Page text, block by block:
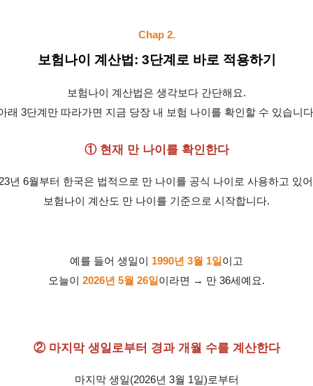
Chap 2.
보험나이 계산법: 3단계로 바로 적용하기
보험나이 계산법은 생각보다 간단해요.
래 3단계만 따라가면 지금 당장 내 보험 나이를 확인할 수 있습니
① 현재 만 나이를 확인한다
년 6월부터 한국은 법적으로 만 나이를 공식 나이로 사용하고 있
보험나이 계산도 만 나이를 기준으로 시작합니다.
예를 들어 생일이 1990년 3월 1일이고
오늘이 2026년 5월 26일이라면 → 만 36세예요.
② 마지막 생일로부터 경과 개월 수를 계산한다
마지막 생일(2026년 3월 1일)로부터